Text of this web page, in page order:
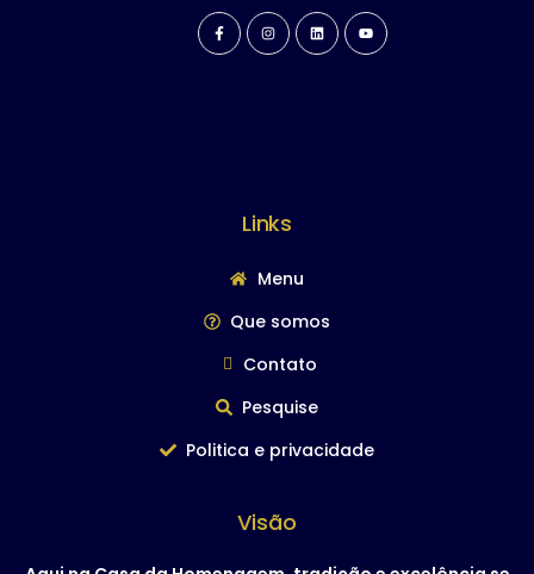
Links
Menu
Que somos
Contato
Pesquise
Politica e privacidade
Visão